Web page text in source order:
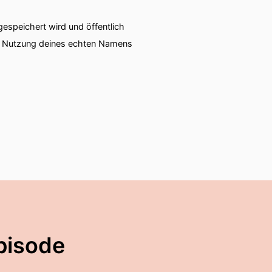
Menschen.
dann geht's wieder.
wird und öffentlich
deines echten Namens